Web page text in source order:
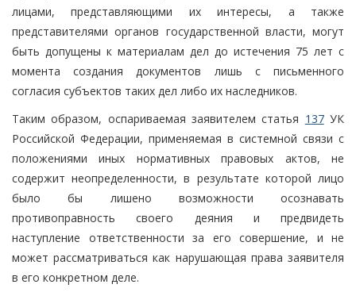
лицами, представляющими их интересы, а также
представителями органов государственной власти, могут
быть допущены к материалам дел до истечения 75 лет с
момента создания документов лишь с письменного
согласия субъектов таких дел либо их наследников.
Таким образом, оспариваемая заявителем статья 137УК
Российской Федерации, применяемая в системной связи с
положениями иных нормативных правовых актов, не
содержит неопределенности, в результате которой лицо
было бы лишено возможности осознавать
противоправность своего деяния и предвидеть
наступление ответственности за его совершение, и не
может рассматриваться как нарушающая права заявителя
в его конкретном деле.